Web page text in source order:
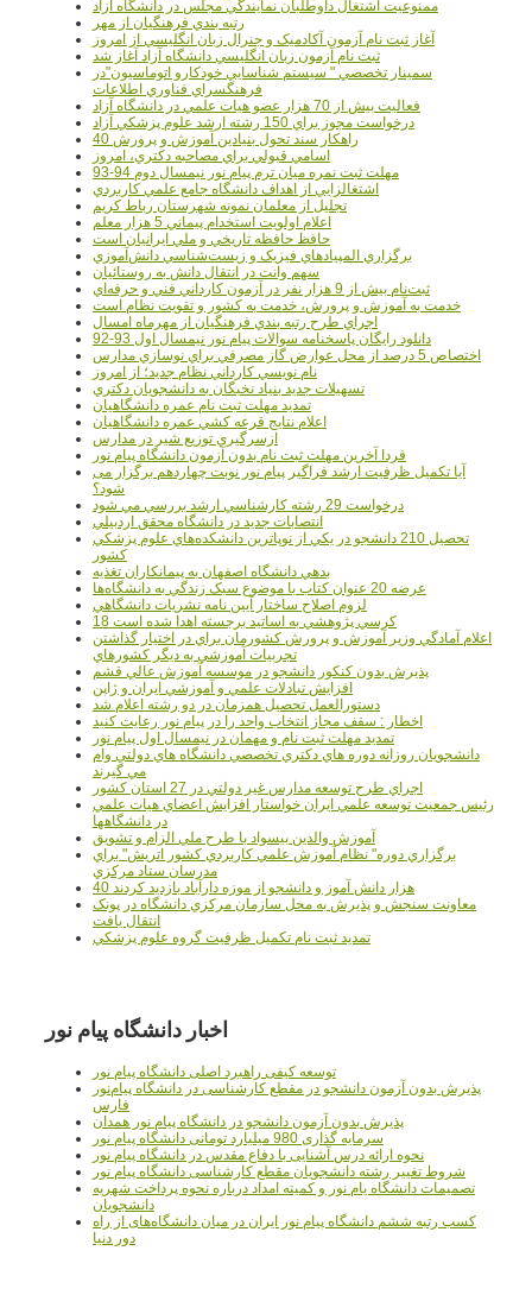
ممنوعيت اشتغال داوطلبان نمايندگي مجلس در دانشگاه آزاد
رتبه بندي فرهنگيان از مهر
آغاز ثبت نام آزمون آکادميک و جنرال زبان انگليسي از امروز
ثبت نام آزمون زبان انگليسي دانشگاه آزاد آغاز شد
سمينار تخصصي " سيستم شناسايي خودکارو اتوماسيون"در
فرهنگسراي فناوري اطلاعات
فعاليت بيش از 70 هزار عضو هيات علمي در دانشگاه آزاد
درخواست مجوز براي 150 رشته ارشد علوم پزشکي آزاد
40 راهکار سند تحول بنيادين آموزش و پرورش
اسامي قبولي براي مصاحبه دکتري، امروز
مهلت ثبت نمره میان ترم پیام نور نیمسال دوم 94-93
اشتغالزايي از اهداف دانشگاه جامع علمي کاربردي
تجليل از معلمان نمونه شهرستان رباط کريم
اعلام اولويت استخدام پيماني 5 هزار معلم
حافظ حافظه تاريخي و ملي ايرانيان است
برگزاري المپيادهاي فيزيک و زيست‌شناسي دانش‌آموزي
سهم وانت در انتقال دانش به روستائيان
ثبت‌نام بيش از 9 هزار نفر در آزمون کارداني فني و حرفه‌اي
خدمت به آموزش و پرورش، خدمت به کشور و تقويت نظام است
اجراي طرح رتبه بندي فرهنگيان از مهرماه امسال
دانلود رایگان پاسخنامه سوالات پیام نور نیمسال اول 93-92
اختصاص 5 درصد از محل عوارض گاز مصرفي براي نوسازي مدارس
نام نويسي کارداني نظام جديد؛ از امروز
تسهيلات جديد بنياد نخبگان به دانشجويان دکتري
تمديد مهلت ثبت نام عمره دانشگاهيان
اعلام نتايج قرعه کشي عمره دانشگاهيان
ازسرگيري توزيع شير در مدارس
فردا آخرین مهلت ثبت نام بدون آزمون دانشگاه پیام نور
آیا تکمیل ظرفیت ارشد فراگیر پیام نور نوبت چهاردهم برگزار می
شود؟
درخواست 29 رشته کارشناسي ارشد بررسي مي شود
انتصابات جديد در دانشگاه محقق اردبيلي
تحصيل 210 دانشجو در يکي از نوپاترين دانشکده‌هاي علوم پزشکي
کشور
بدهي دانشگاه اصفهان به پيمانکاران تغذيه
عرضه 20 عنوان کتاب با موضوع سبک زندگي به دانشگاه‌ها
لزوم اصلاح ساختار آيين نامه نشريات دانشگاهي
18 کرسي پژوهشي به اساتيد برجسته اهدا شده است
اعلام آمادگي وزير آموزش و پرورش کشورمان براي در اختيار گذاشتن
تجربيات آموزشي به ديگر کشورهاي
پذيرش بدون کنکور دانشجو در موسسه آموزش عالي قشم
افزايش تبادلات علمي و آموزشي ايران و ژاپن
دستورالعمل تحصیل همزمان در دو رشته اعلام شد
اخطار : سقف مجاز انتخاب واحد را در پیام نور رعایت کنید
تمدید مهلت ثبت نام و مهمان در نیمسال اول پیام نور
دانشجويان روزانه دوره هاي دكتري تخصصي دانشگاه هاي دولتي وام
مي گيرند
اجراي طرح توسعه مدارس غير دولتي در 27 استان کشور
رئيس جمعيت توسعه علمي ايران خواستار افزايش اعضاي هيات علمي
در دانشگاهها
آموزش والدين بيسواد با طرح ملي الزام و تشويق
برگزاري دوره" نظام آموزش علمي كاربردي كشور اتريش" براي
مدرسان ستاد مرکزي
40 هزار دانش آموز و دانشجو از موزه دارآباد بازديد کردند
معاونت سنجش و پذيرش به محل سازمان مرکزي دانشگاه در پونک
انتقال يافت
تمديد ثبت نام تکميل ظرفيت گروه علوم پزشکي
اخبار دانشگاه پیام نور
توسعه کیفی راهبرد اصلی دانشگاه پیام نور
پذیرش بدون آزمون دانشجو در مقطع کارشناسی در دانشگاه پیام‌نور
فارس
پذیرش بدون آزمون دانشجو در دانشگاه پیام نور همدان
سرمایه گذاری 980 میلیارد تومانی دانشگاه پیام نور
نحوه ارائه درس آشنایی با دفاع مقدس در دانشگاه پیام نور
شروط تغییر رشته دانشجویان مقطع کارشناسی دانشگاه پیام نور
تصمیمات دانشگاه یام نور و کمیته امداد درباره نحوه پرداخت شهریه
دانشجویان
کسب رتبه ششم دانشگاه پیام نور ایران در میان دانشگاه‌های از راه
دور دنیا